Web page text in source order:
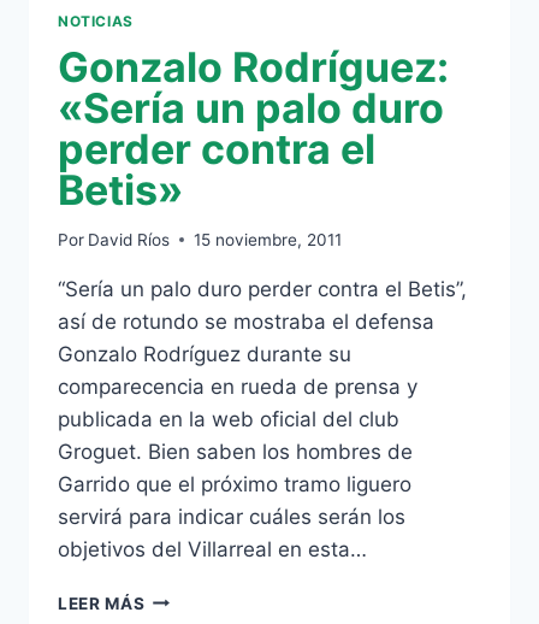
NOTICIAS
Gonzalo Rodríguez:
«Sería un palo duro
perder contra el
Betis»
Por David Ríos 15 noviembre, 2011
“Sería un palo duro perder contra el Betis”,
así de rotundo se mostraba el defensa
Gonzalo Rodríguez durante su
comparecencia en rueda de prensa y
publicada en la web oficial del club
Groguet. Bien saben los hombres de
Garrido que el próximo tramo liguero
servirá para indicar cuáles serán los
objetivos del Villarreal en esta…
LEER MÁS GONZALO